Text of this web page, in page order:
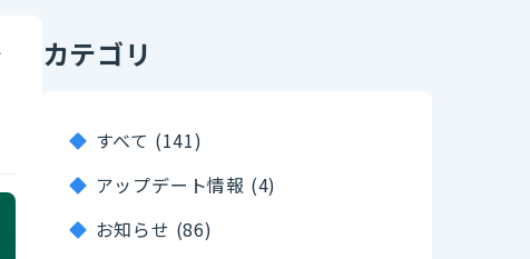
カテゴリ
すべて (141)
アップデート情報 (4)
お知らせ (86)